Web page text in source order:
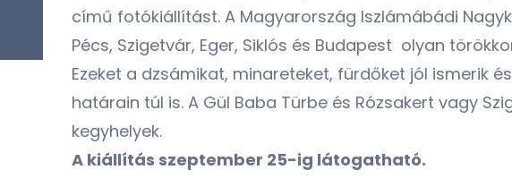
című fotókiállítást. A Magyarország Iszlámábádi
Pécs, Szigetvár, Eger, Siklós és Budapest olyan
Ezeket a dzsámikat, minareteket, fürdőket jól ismerik
határain túl is. A Gül Baba Türbe és Rózsakert vagy
kegyhelyek.
A kiállítás szeptember 25-ig látogatható.